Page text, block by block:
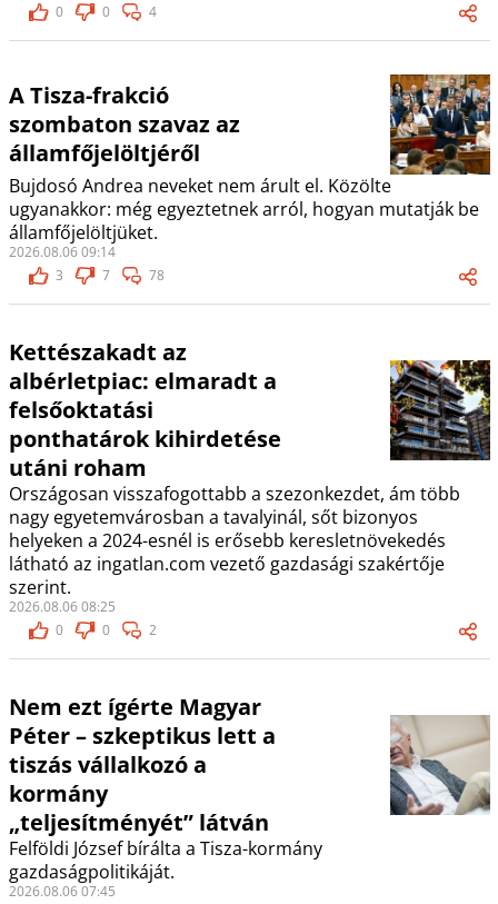
0
0 4
A Tisza-frakció
szombaton szavaz az
államfőjelöltjéről
Bujdosó Andrea neveket nem árult el. Közölte
ugyanakkor: még egyeztetnek arról, hogyan mutatják be
államfőjelöltjüket.
2026.08.06 09:14
3
7 78
Kettészakadt az
albérletpiac: elmaradt a
felsőoktatási
ponthatárok kihirdetése
utáni roham
Országosan visszafogottabb a szezonkezdet, ám több
nagy egyetemvárosban a tavalyinál, sőt bizonyos
helyeken a 2024-esnél is erősebb keresletnövekedés
látható az ingatlan.com vezető gazdasági szakértője
szerint.
2026.08.06 08:25
0
0 2
Nem ezt ígérte Magyar
Péter – szkeptikus lett a
tiszás vállalkozó a
kormány
„teljesítményét” látván
Felföldi József bírálta a Tisza-kormány
gazdaságpolitikáját.
2026.08.06 07:45